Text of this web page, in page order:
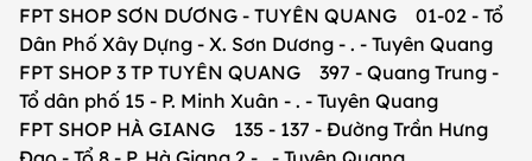
FPT SHOP SƠN DƯƠNG - TUYÊN QUANG 01-02 - Tổ
Dân Phố Xây Dựng - X. Sơn Dương - . - Tuyên Quang
FPT SHOP 3 TP TUYÊN QUANG 397 - Quang Trung -
Tổ dân phố 15 - P. Minh Xuân - . - Tuyên Quang
FPT SHOP HÀ GIANG 135 - 137 - Đường Trần Hưng